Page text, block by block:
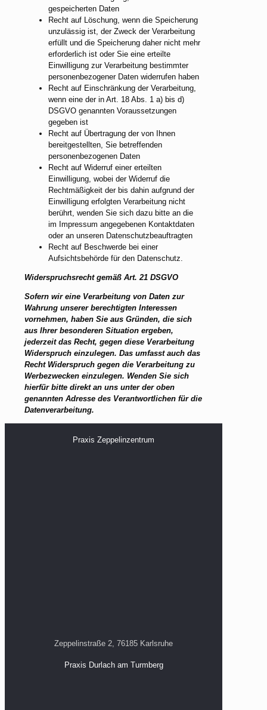
gespeicherten Daten
Recht auf Löschung, wenn die Speicherung
unzulässig ist, der Zweck der Verarbeitung
erfüllt und die Speicherung daher nicht mehr
erforderlich ist oder Sie eine erteilte
Einwilligung zur Verarbeitung bestimmter
personenbezogener Daten widerrufen haben
Recht auf Einschränkung der Verarbeitung,
wenn eine der in Art. 18 Abs. 1 a) bis d)
DSGVO genannten Voraussetzungen
gegeben ist
Recht auf Übertragung der von Ihnen
bereitgestellten, Sie betreffenden
personenbezogenen Daten
Recht auf Widerruf einer erteilten
Einwilligung, wobei der Widerruf die
Rechtmäßigkeit der bis dahin aufgrund der
Einwilligung erfolgten Verarbeitung nicht
berührt, wenden Sie sich dazu bitte an die
im Impressum angegebenen Kontaktdaten
oder an unseren Datenschutzbeauftragten
Recht auf Beschwerde bei einer
Aufsichtsbehörde für den Datenschutz.
Widerspruchsrecht gemäß Art. 21 DSGVO
Sofern wir eine Verarbeitung von Daten zur
Wahrung unserer berechtigten Interessen
vornehmen, haben Sie aus Gründen, die sich
aus Ihrer besonderen Situation ergeben,
jederzeit das Recht, gegen diese Verarbeitung
Widerspruch einzulegen. Das umfasst auch das
Recht Widerspruch gegen die Verarbeitung zu
Werbezwecken einzulegen. Wenden Sie sich
hierfür bitte direkt an uns unter der oben
genannten Adresse des Verantwortlichen für die
Datenverarbeitung.
Praxis Zeppelinzentrum
Zeppelinstraße 2, 76185 Karlsruhe
Praxis Durlach am Turmberg